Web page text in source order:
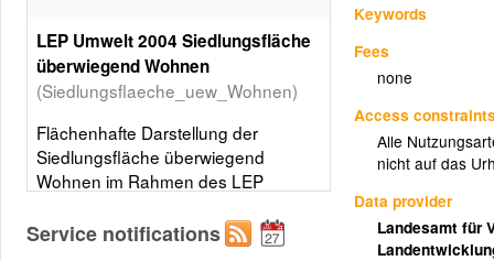
Keywords
Fees
none
Access
Alle
nicht auf das
Data provider
Landesamt für
LEP Umwelt 2004 Siedlungsfläche
überwiegend Wohnen
(Siedlungsflaeche_uew_Wohnen)
Flächenhafte Darstellung der
Siedlungsfläche überwiegend
Wohnen im Rahmen des LEP
Layer metadata (xml)
Service notifications